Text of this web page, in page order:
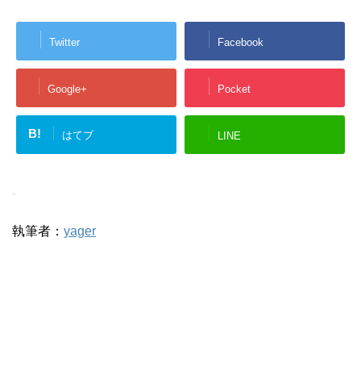
Twitter Facebook
Google+ Pocket
B! はてブ LINE
-
執筆者： yager